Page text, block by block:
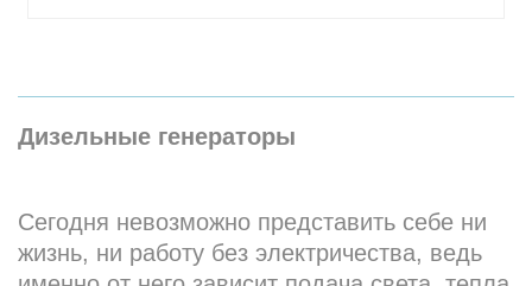
Дизельные генераторы
Сегодня невозможно представить себе ни
жизнь, ни работу без электричества, ведь